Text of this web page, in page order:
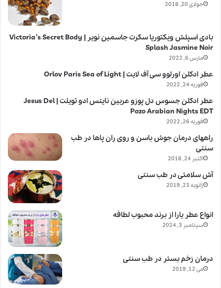
جولای 20, 2018
بادی اسپلش ویکتوریا سکرت جاسمین نویر | Victoria’s Secret Body
Splash Jasmine Noir
مارس 6, 2022
عطر ادکلن اورلوو سی آف لایت | Orlov Paris Sea of Light
فوریه 24, 2022
عطر ادکلن جسوس دل پوزو عربین نایتس ادو تویلت | Jesus Del
Pozo Arabian Nights EDT
فوریه 26, 2022
راههای درمان جوش باسن و روی ران پاها در طب
سنتی
اکتبر 24, 2018
آش سلامتی در طب سنتی
ژانویه 23, 2019
انواع عطر یارا از برند محبوب لطافه
سپتامبر 3, 2024
درمان زخم بستر در طب سنتی
می 12, 2019